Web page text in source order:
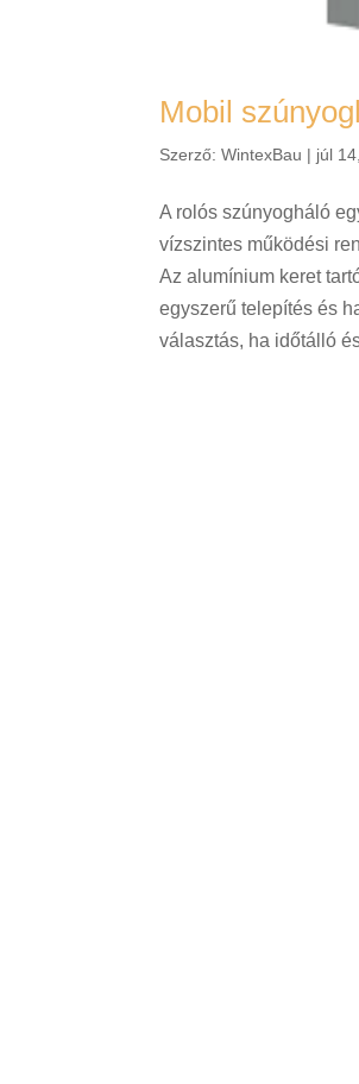
Mobil
Szerző:WintexBau | júl
A rolós szúnyogháló
vízszintes működési
Az alumínium keret
egyszerű telepítés és
választás, ha időtálló